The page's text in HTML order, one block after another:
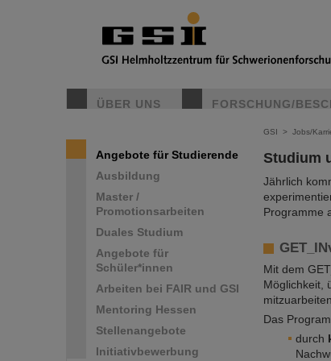
ÜBER UNS FORSCHUNG/
Angebote für Studierende
Ausbildung
Master /
Promotionsarbeiten
Duales Studium
Angebote für
Schüler*innen
Arbeiten bei FAIR und GSI
Mentoring Hessen
Stellenangebote
Initiativbewerbung
GSI > Jobs/
Studium
Jährlich
Programme
Mit dem
Möglichkeit,
Das
durch